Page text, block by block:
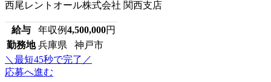
西尾レントオール株式会社 関西支店
給与 年収例4,500,000円
勤務地 兵庫県 神戸市
＼最短45秒で完了／
応募へ進む